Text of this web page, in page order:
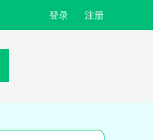
登录 注册